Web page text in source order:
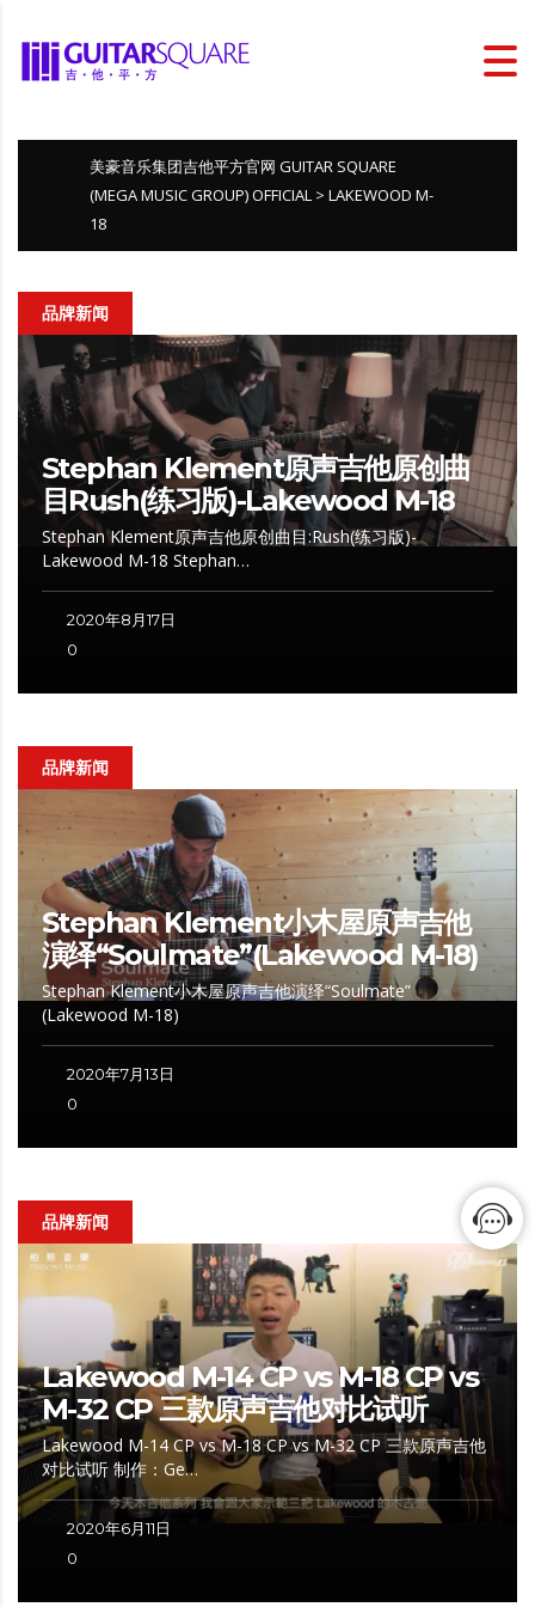
美豪音乐集团吉他平方官网 GUITAR SQUARE
(MEGA MUSIC GROUP) OFFICIAL > LAKEWOOD M-
18
品牌新闻
Stephan Klement原声吉他原创曲
目Rush(练习版)-Lakewood M-18
Stephan Klement原声吉他原创曲目:Rush(练习版)-
Lakewood M-18 Stephan…
2020年8月17日
0
品牌新闻
Stephan Klement小木屋原声吉他
演绎“Soulmate”(Lakewood M-18)
Stephan Klement小木屋原声吉他演绎“Soulmate”
(Lakewood M-18)
2020年7月13日
0
品牌新闻
Lakewood M-14 CP vs M-18 CP vs
M-32 CP 三款原声吉他对比试听
Lakewood M-14 CP vs M-18 CP vs M-32 CP 三款原声吉他
对比试听 制作：Ge…
2020年6月11日
0